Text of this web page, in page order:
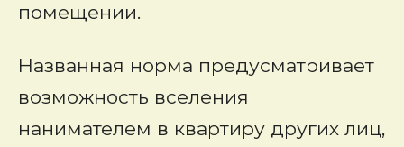
помещении.
Названная норма предусматривает
возможность вселения
нанимателем в квартиру других лиц,